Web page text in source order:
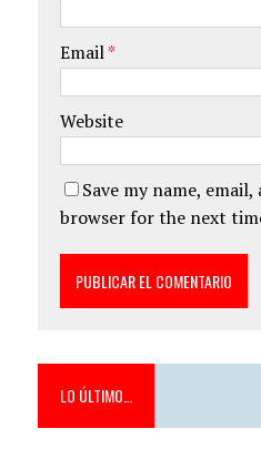
Email*
Website
Save my name,
browser for the next
LO ÚLTIMO…